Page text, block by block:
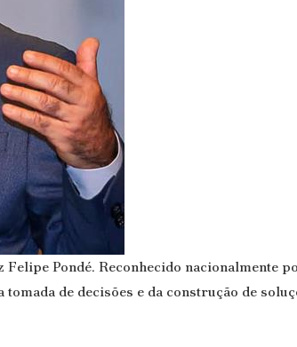
Pondé. Reconhecido nacionalmente
de decisões e da construção de